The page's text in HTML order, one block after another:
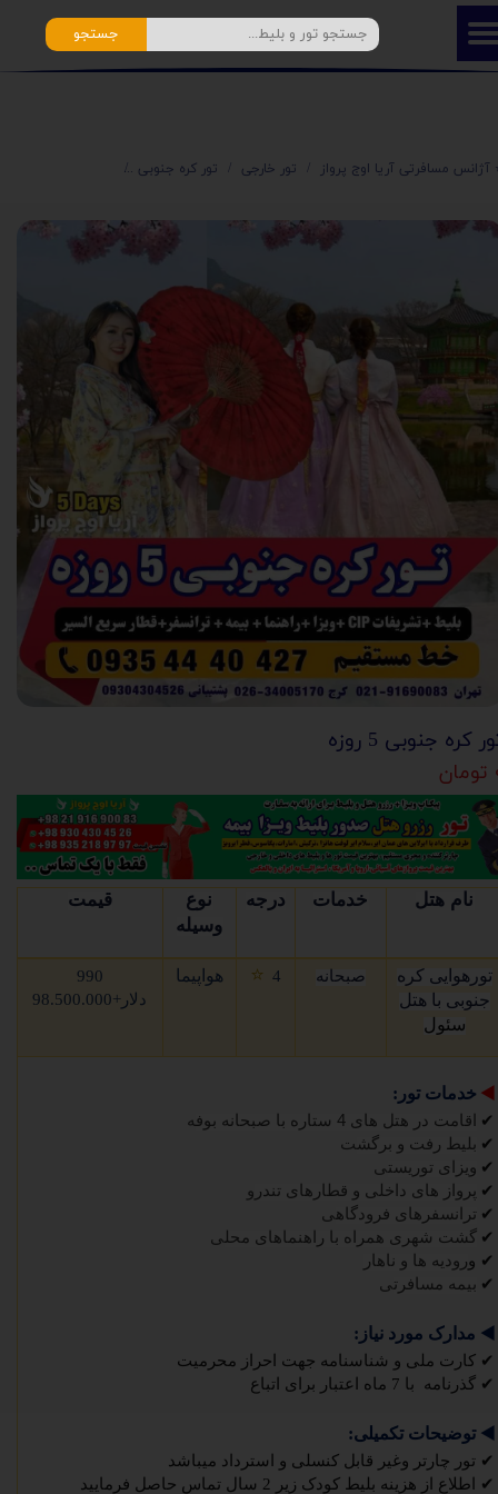
جستجو
آژانس مسافرتی آریا اوج پرواز تور خارجی تور کره جنوبی
کره جنوبی 5 روزه
نام هتل خدمات درجه
نوع
وسیله
قیمت
تورهوایی کره
جنوبی با هتل
سئول
صبحانه 4
⭐ هواپیما
990
دلار+98.500.000
◀️ خدمات تور:
✔ اقامت در هتل های 4 ستاره با صبحانه بوف ه
✔ بلیط رفت و برگشت
✔ ویزای توریستی
✔ پرواز های داخلی و قطارهای تندر و
✔ ترانسفرهای فرودگاهی
✔ گشت شهری همراه با راهنماهای محلی
✔ ورودیه ها و ناهار
✔ بیمه مسافرتی
◀️ مدارک مورد نیاز:
✔ کارت ملی و شناسنامه جهت احراز محرمیت
✔ گذرنامه با 7 ماه اعتبار برای اتباع
◀️ توضیحات تکمیلی:
✔ تور چارتر وغیر قابل کنسلی و استرداد میباشد
✔
اطلاع از هزینه بلیط کودک زیر 2 سال تماس حاصل فرمایید